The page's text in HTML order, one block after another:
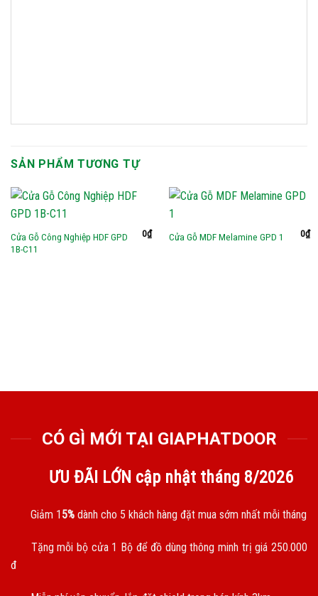
SẢN PHẨM TƯƠNG TỰ
Cửa Gỗ Công Nghiệp HDF GPD
1B-C11
0₫ Cửa Gỗ MDF Melamine GPD 1 0₫
CÓ GÌ MỚI TẠI GIAPHATDOOR
ƯU ĐÃI LỚN cập nhật tháng 8/2026
Giảm 15% dành cho 5 khách hàng đặt mua sớm nhất mỗi tháng
Tặng mỗi bộ cửa 1 Bộ để đồ dùng thông minh trị giá 250.000
đ